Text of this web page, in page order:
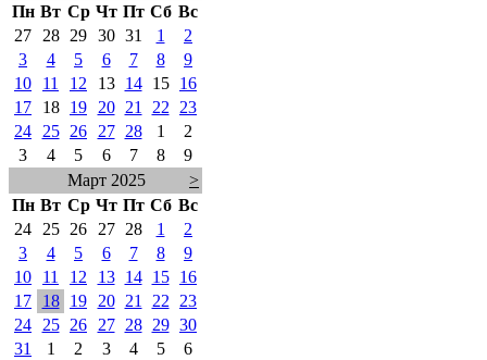
Пн Вт Ср Чт Пт Сб Вс
27
28 29 30 31 1
2
3
4 5 6 7 8
9
10
11 12 13 14 15
16
17
18 19 20 21 22
23
24
25 26 27 28 1
2
3
4 5 6 7 8
9
Март 2025
>
Пн Вт Ср Чт Пт Сб Вс
24
25 26 27 28 1
2
3
4 5 6 7 8
9
10
11 12 13 14 15
16
17
18 19 20 21 22
23
24
25 26 27 28 29 30
31
1 2 3 4 5 6